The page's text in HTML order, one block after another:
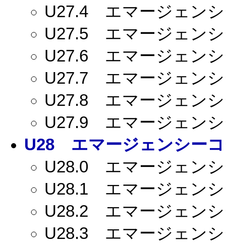
U27.4 エマージェンシ
U27.5 エマージェンシ
U27.6 エマージェンシ
U27.7 エマージェンシ
U27.8 エマージェンシ
U27.9 エマージェンシ
U28 エマージェンシーコ
U28.0 エマージェンシ
U28.1 エマージェンシ
U28.2 エマージェンシ
U28.3 エマージェンシ